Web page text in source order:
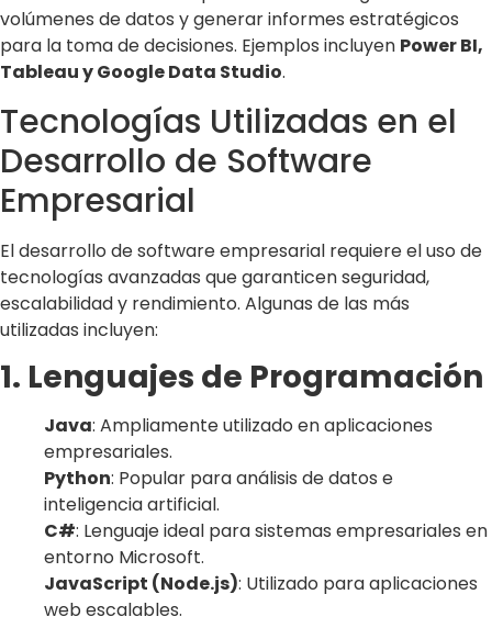
volúmenes de datos y generar informes estratégicos
para la toma de decisiones. Ejemplos incluyen Power BI,
Tableau y Google Data Studio.
Tecnologías Utilizadas en el
Desarrollo de Software
Empresarial
El desarrollo de software empresarial requiere el uso de
tecnologías avanzadas que garanticen seguridad,
escalabilidad y rendimiento. Algunas de las más
utilizadas incluyen:
1. Lenguajes de Programación
Java: Ampliamente utilizado en aplicaciones
empresariales.
Python: Popular para análisis de datos e
inteligencia artificial.
C#: Lenguaje ideal para sistemas empresariales en
entorno Microsoft.
JavaScript (Node.js): Utilizado para aplicaciones
web escalables.